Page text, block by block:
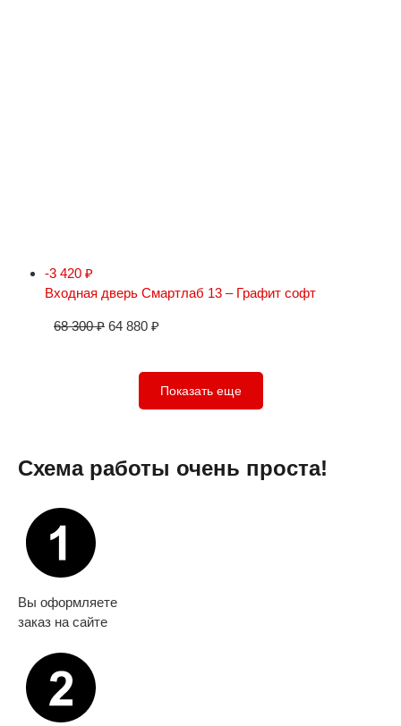
-3 420 ₽
Входная дверь Смартлаб 13 – Графит софт
68 300₽ 64 880 ₽
Показать еще
Схема работы очень проста!
Вы оформляете
заказ на сайте